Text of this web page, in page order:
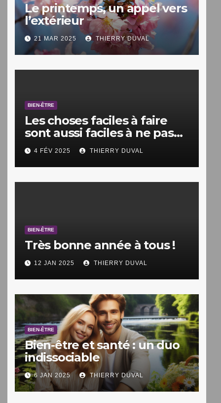
Le printemps, un appel vers
l’extérieur
21 MAR 2025 THIERRY DUVAL
BIEN-ÊTRE
Les choses faciles à faire
sont aussi faciles à ne pas
faire.
4 FÉV 2025 THIERRY DUVAL
BIEN-ÊTRE
Très bonne année à tous !
12 JAN 2025 THIERRY DUVAL
BIEN-ÊTRE
Bien-être et santé : un duo
indissociable
6 JAN 2025 THIERRY DUVAL